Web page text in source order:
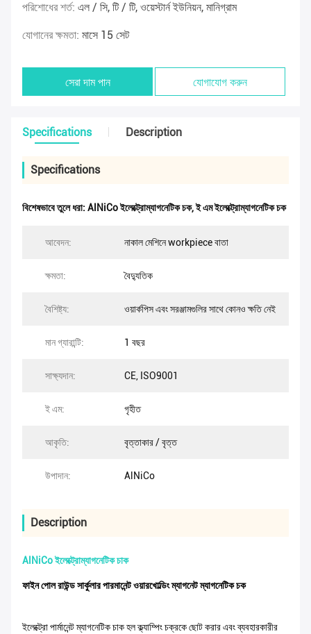
পরিশোধের শর্ত: এল / সি, টি / টি, ওয়েস্টার্ন ইউনিয়ন, মানিগ্রাম
যোগানের ক্ষমতা: মাসে 15 সেট
সেরা দাম পান যোগাযোগ করুন
Specifications Description
Specifications
বিশেষভাবে তুলে ধরা: AlNiCo ইলেক্ট্রোম্যাগনেটিক চক,ই এম ইলেক্ট্রোম্যাগনেটিক চক
আবেদন: নাকাল মেশিনে workpiece বাতা
ক্ষমতা: বৈদ্যুতিক
বৈশিষ্ট্য: ওয়ার্কপিস এবং সরঞ্জামগুলির সাথে কোনও ক্ষতি নেই
মান গ্যারান্টি: 1 বছর
সাক্ষ্যদান: CE, ISO9001
ই এম: গৃহীত
আকৃতি: বৃত্তাকার / বৃত্ত
উপাদান: AlNiCo
Description
AlNiCo ইলেক্ট্রোম্যাগনেটিক চাক
ফাইন পোল রাউন্ড সার্কুলার পারমানেন্ট ওয়ারখোল্ডিং ম্যাগনেট ম্যাগনেটিক চক
ইলেক্ট্রো পার্মানেন্ট ম্যাগনেটিক চাক হল ক্ল্যাম্পিং চক্রকে ছোট করার এবং ব্যবহারকারীর